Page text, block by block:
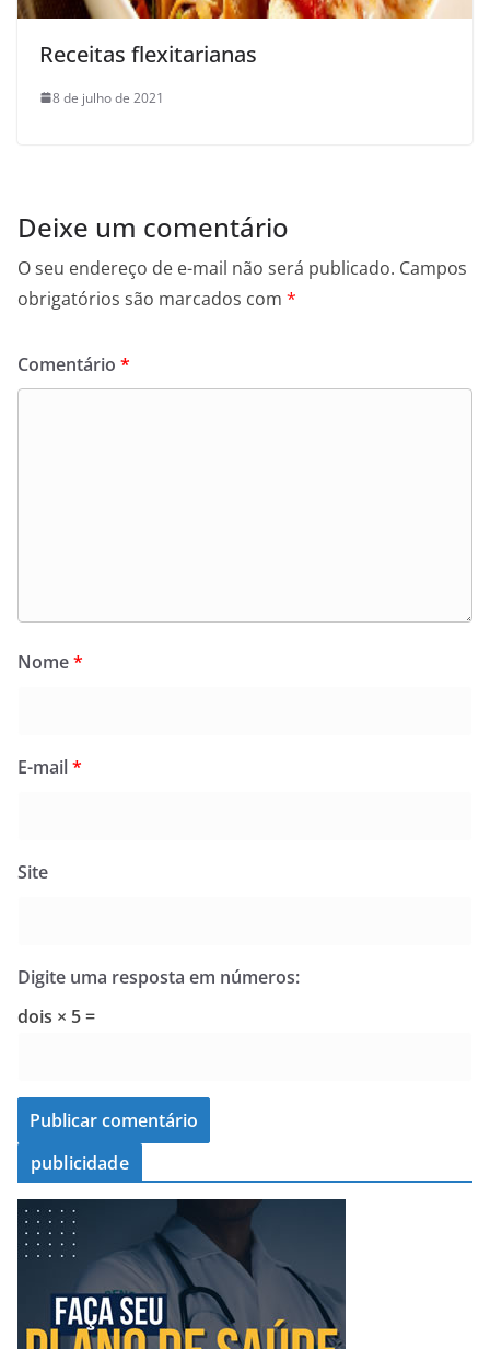
Receitas flexitarianas
8 de julho de 2021
Deixe um comentário
O seu endereço de e-mail não será publicado. Campos
obrigatórios são marcados com *
Comentário *
Nome*
E-mail*
Site
Digite uma resposta em números:
dois × 5 =
publicidade